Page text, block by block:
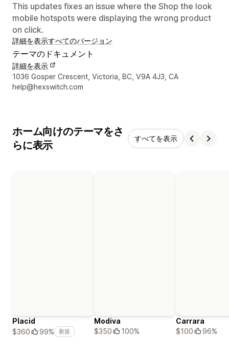
This updates fixes an issue where the Shop the look
mobile hotspots were displaying the wrong product
on click.
詳細を表示すべてのバージョン
テーマのドキュメント
詳細を表示
デザイナーの連絡先情報
1036 Gosper Crescent, Victoria, BC, V9A 4J3, CA
help@hexswitch.com
ホーム向けのテーマをさ
らに表示
すべてを表示
Placid
$360
99% 新規
Modiva
$350
100%
Carrara
$100
96%